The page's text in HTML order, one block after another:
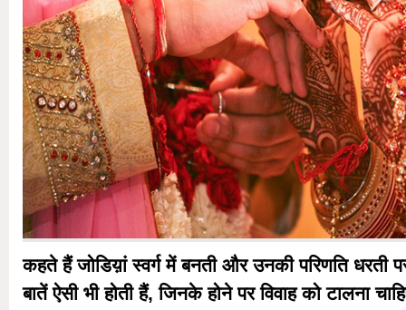
कहते हैं जोडिय़ां स्वर्ग में बनती और उनकी परिणति धरती
बातें ऐसी भी होती हैं, जिनके होने पर विवाह को टालना